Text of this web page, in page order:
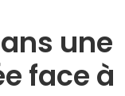
une
face à